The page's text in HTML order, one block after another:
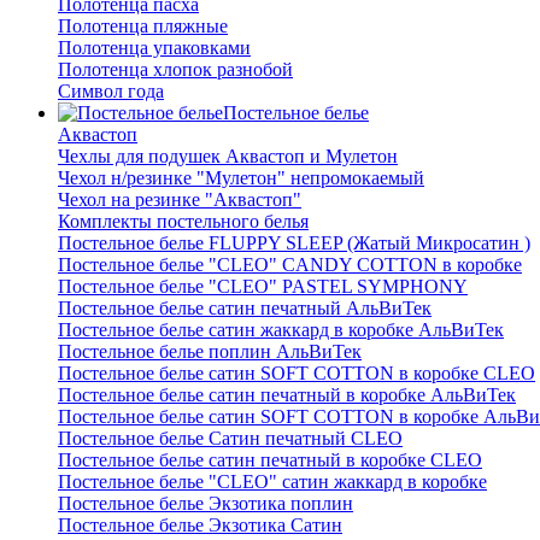
Полотенца пасха
Полотенца пляжные
Полотенца упаковками
Полотенца хлопок разнобой
Символ года
Постельное белье
Аквастоп
Чехлы для подушек Аквастоп и Мулетон
Чехол н/резинке "Мулетон" непромокаемый
Чехол на резинке "Аквастоп"
Комплекты постельного белья
Постельное белье FLUPPY SLEEP (Жатый Микросатин )
Постельное белье "CLEO" CANDY COTTON в коробке
Постельное белье "CLEO" PASTEL SYMPHONY
Постельное белье сатин печатный АльВиТек
Постельное белье сатин жаккард в коробке АльВиТек
Постельное белье поплин АльВиТек
Постельное белье сатин SOFT COTTON в коробке CLEO
Постельное белье сатин печатный в коробке АльВиТек
Постельное белье сатин SOFT COTTON в коробке
Постельное белье Сатин печатный CLEO
Постельное белье сатин печатный в коробке CLEO
Постельное белье "CLEO" сатин жаккард в коробке
Постельное белье Экзотика поплин
Постельное белье Экзотика Сатин